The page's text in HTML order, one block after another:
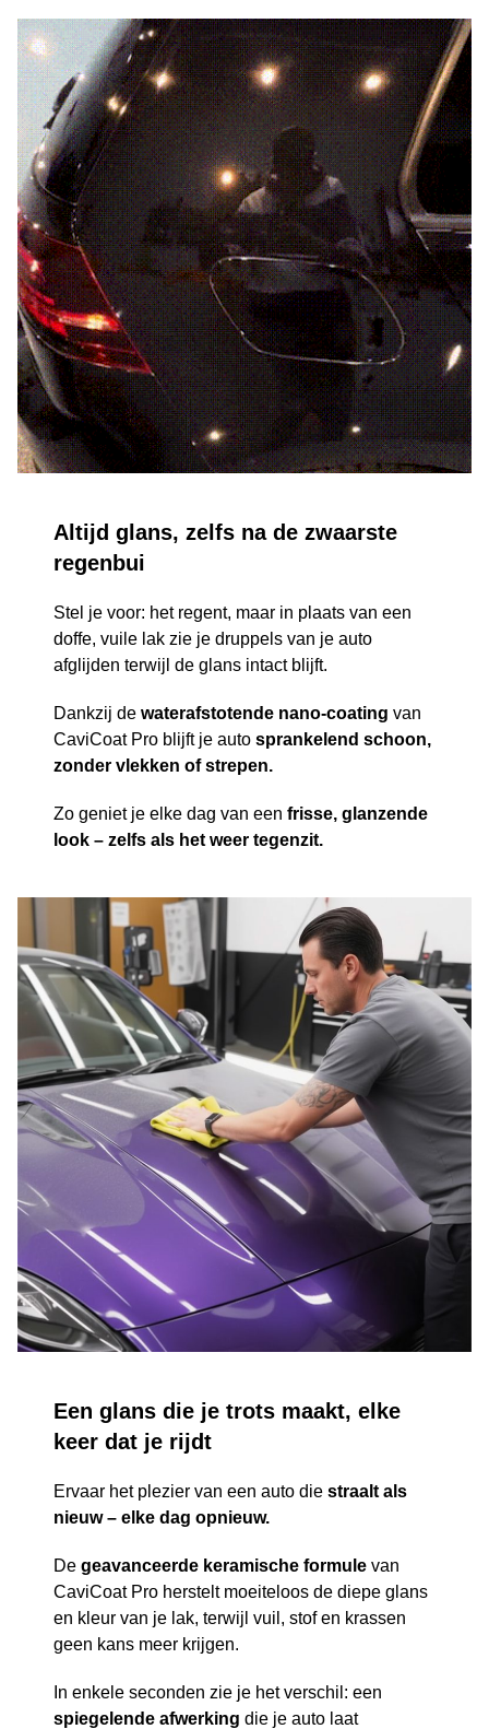
Altijd glans, zelfs na de zwaarste
regenbui
Stel je voor: het regent, maar in plaats van een
doffe, vuile lak zie je druppels van je auto
afglijden terwijl de glans intact blijft.
Dankzij dewaterafstotende nano-coating van
CaviCoat Pro blijft je autosprankelend schoon,
zonder vlekken of strepen.
Zo geniet je elke dag van eenfrisse, glanzende
look – zelfs als het weer tegenzit.
Een glans die je trots maakt, elke
keer dat je rijdt
Ervaar het plezier van een auto diestraalt als
nieuw – elke dag opnieuw.
Degeavanceerde keramische formule van
CaviCoat Pro herstelt moeiteloos de diepe glans
en kleur van je lak, terwijl vuil, stof en krassen
geen kans meer krijgen.
In enkele seconden zie je het verschil: een
spiegelende afwerking die je auto laat